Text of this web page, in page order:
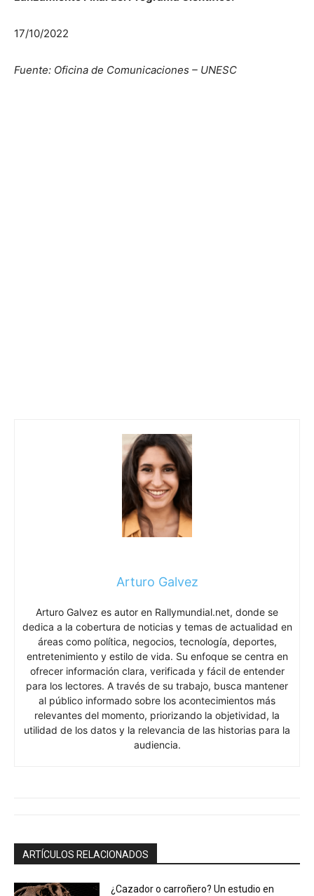
17/10/2022
Fuente: Oficina de Comunicaciones – UNESC
Arturo Galvez
Arturo Galvez es autor en Rallymundial.net, donde se
dedica a la cobertura de noticias y temas de actualidad en
áreas como política, negocios, tecnología, deportes,
entretenimiento y estilo de vida. Su enfoque se centra en
ofrecer información clara, verificada y fácil de entender
para los lectores. A través de su trabajo, busca mantener
al público informado sobre los acontecimientos más
relevantes del momento, priorizando la objetividad, la
utilidad de los datos y la relevancia de las historias para la
audiencia.
ARTÍCULOS RELACIONADOS
¿Cazador o carroñero? Un estudio en